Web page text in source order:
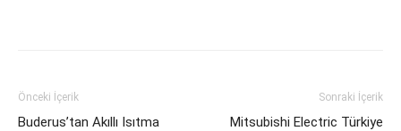
Önceki İçerik
Buderus’tan Akıllı Isıtma
Sonraki İçerik
Mitsubishi Electric Türkiye